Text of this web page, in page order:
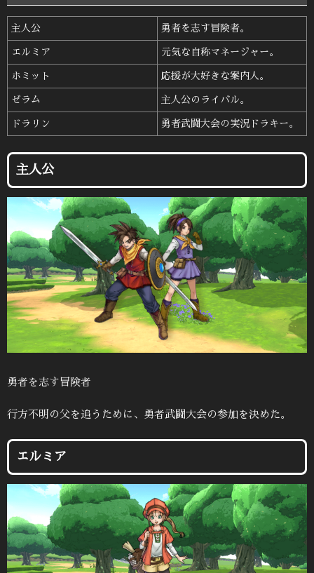
主人公 勇者を志す冒険者。
エルミア 元気な自称マネージャー。
ホミット 応援が大好きな案内人。
ゼラム 主人公のライバル。
ドラリン 勇者武闘大会の実況ドラキー。
主人公
勇者を志す冒険者
行方不明の父を追うために、勇者武闘大会の参加を決めた。
エルミア